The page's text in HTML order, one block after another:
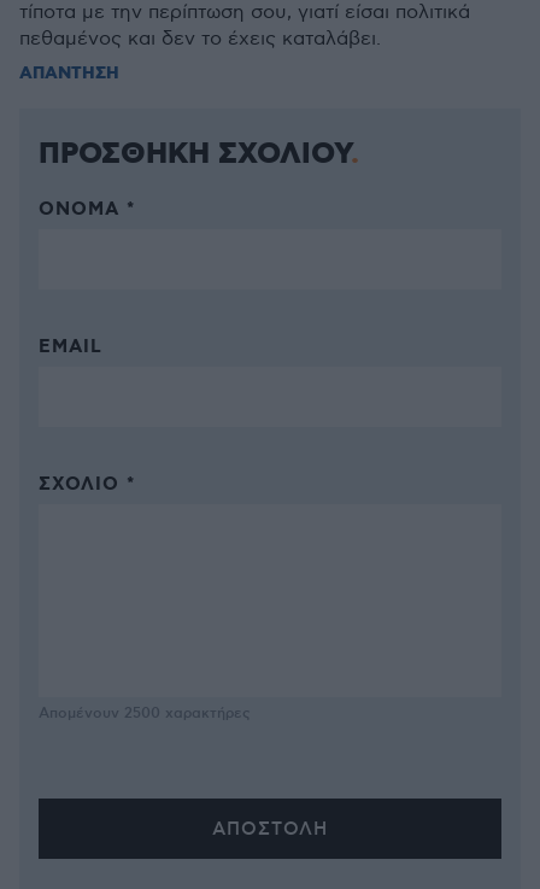
τίποτα με την περίπτωση σου, γιατί είσαι πολιτικά
πεθαμένος και δεν το έχεις καταλάβει.
ΑΠΑΝΤΗΣΗ
ΠΡΟΣΘΗΚΗ ΣΧΟΛΙΟΥ
ΌΝΟΜΑ *
EMAIL
ΣΧΌΛΙΟ *
Απομένουν 2500 χαρακτήρες